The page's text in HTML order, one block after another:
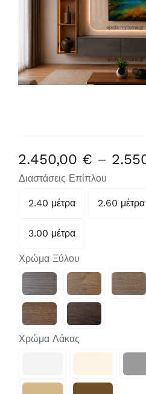
Καλάθι –
2.450,00 € –
Διαστάσεις Επίπλου
2.40 μέτρα 2.60 μέτρα
3.00 μέτρα
Χρώμα Ξύλου
Χρώμα Λάκας